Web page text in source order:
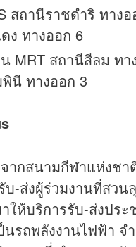
สถานีราชดำริ ทาง
ง ทางออก 6
MRT สถานีสีลม ทา
นี ทางออก 3
จากสนามกีฬาแห่งช
บ-ส่งผู้ร่วมงานที่สวน
ให้บริการรับ-ส่งปร
นรถพลังงานไฟฟ้า จ